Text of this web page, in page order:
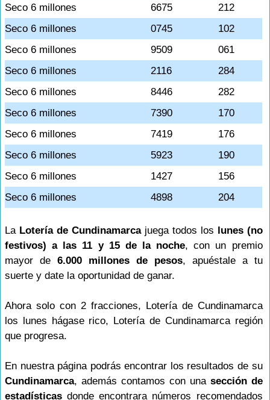
Seco 6 millones
6675
212
Seco 6 millones
0745
102
Seco 6 millones
9509
061
Seco 6 millones
2116
284
Seco 6 millones
8446
282
Seco 6 millones
7390
170
Seco 6 millones
7419
176
Seco 6 millones
5923
190
Seco 6 millones
1427
156
Seco 6 millones
4898 204
La Lotería de Cundinamarcajuega todos los lunes (no
festivos) a las 11 y 15 de la noche, con un premio
mayor de 6.000 millones de pesos, apuéstale a tu
suerte y date la oportunidad de ganar.
Ahora solo con 2 fracciones, Lotería de Cundinamarca
los lunes hágase rico, Lotería de Cundinamarca región
que progresa.
En nuestra página podrás encontrar los resultados de su
Cundinamarca, además contamos con una sección de
estadísticas donde encontrara números recomendados